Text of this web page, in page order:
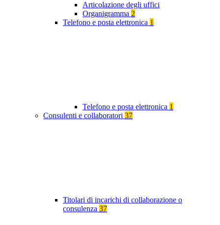
Articolazione degli uffici
Organigramma 2
Telefono e posta elettronica 1
Telefono e posta elettronica 1
Consulenti e collaboratori 37
Titolari di incarichi di collaborazione o
consulenza 37